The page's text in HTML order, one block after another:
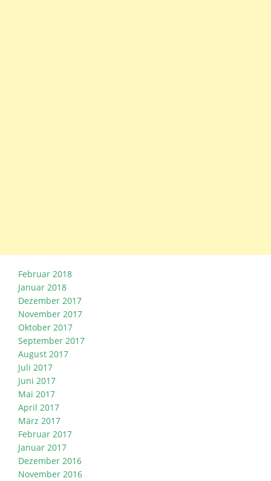
Februar 2018
Januar 2018
Dezember 2017
November 2017
Oktober 2017
September 2017
August 2017
Juli 2017
Juni 2017
Mai 2017
April 2017
März 2017
Februar 2017
Januar 2017
Dezember 2016
November 2016